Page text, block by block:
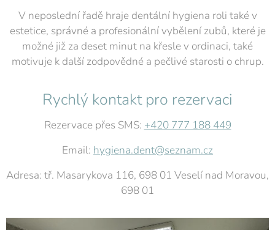
V neposlední řadě hraje dentální hygiena roli také v
estetice, správné a profesionální vybělení zubů, které je
možné již za deset minut na křesle v ordinaci, také
motivuje k další zodpovědné a pečlivé starosti o chrup.
Rychlý kontakt pro rezervaci
Rezervace přes SMS: +420 777 188 449
Email: hygiena.dent@seznam.cz
Adresa: tř. Masarykova 116, 698 01 Veselí nad Moravou,
698 01